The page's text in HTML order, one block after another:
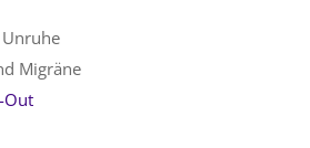
Migräne
Out